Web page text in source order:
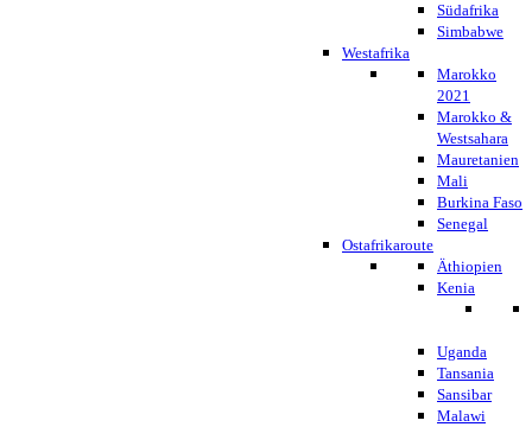
Südafrika
Simbabwe
Westafrika
Marokko
2021
Marokko &
Westsahara
Mauretanien
Mali
Burkina Faso
Senegal
Ostafrikaroute
Äthiopien
Kenia
Uganda
Tansania
Sansibar
Malawi